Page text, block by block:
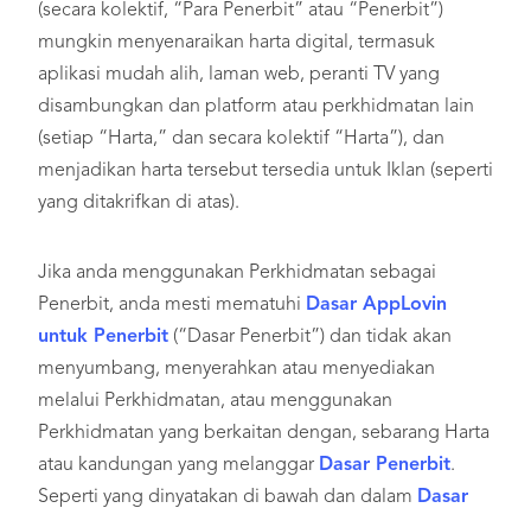
(secara kolektif, “Para Penerbit” atau “Penerbit”)
mungkin menyenaraikan harta digital, termasuk
aplikasi mudah alih, laman web, peranti TV yang
disambungkan dan platform atau perkhidmatan lain
(setiap “Harta,” dan secara kolektif “Harta”), dan
menjadikan harta tersebut tersedia untuk Iklan (seperti
yang ditakrifkan di atas).
Jika anda menggunakan Perkhidmatan sebagai
Penerbit, anda mesti mematuhi Dasar AppLovin
untuk Penerbit (“Dasar Penerbit”) dan tidak akan
menyumbang, menyerahkan atau menyediakan
melalui Perkhidmatan, atau menggunakan
Perkhidmatan yang berkaitan dengan, sebarang Harta
atau kandungan yang melanggar Dasar Penerbit.
Seperti yang dinyatakan di bawah dan dalam Dasar